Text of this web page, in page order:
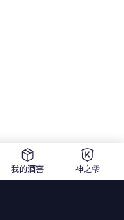
我的酒窖 神之雫